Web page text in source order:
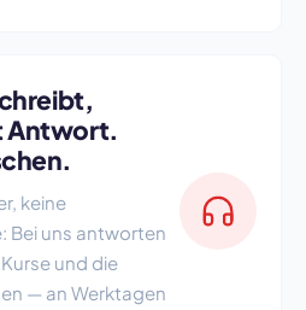
Antwort.
keine
Bei uns antworten
und die
— an Werktagen